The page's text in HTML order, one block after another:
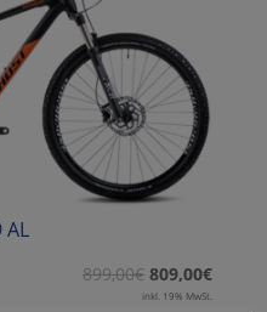
899,00€ 809,00€
inkl. 19% MwSt.